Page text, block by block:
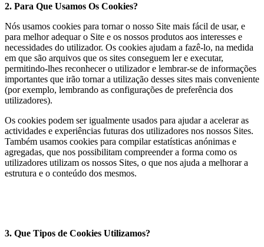
2. Para Que Usamos Os Cookies?
Nós usamos cookies para tornar o nosso Site mais fácil de usar, e
para melhor adequar o Site e os nossos produtos aos interesses e
necessidades do utilizador. Os cookies ajudam a fazê-lo, na medida
em que são arquivos que os sites conseguem ler e executar,
permitindo-lhes reconhecer o utilizador e lembrar-se de informações
importantes que irão tornar a utilização desses sites mais conveniente
(por exemplo, lembrando as configurações de preferência dos
utilizadores).
Os cookies podem ser igualmente usados para ajudar a acelerar as
actividades e experiências futuras dos utilizadores nos nossos Sites.
Também usamos cookies para compilar estatísticas anónimas e
agregadas, que nos possibilitam compreender a forma como os
utilizadores utilizam os nossos Sites, o que nos ajuda a melhorar a
estrutura e o conteúdo dos mesmos.
3. Que Tipos de Cookies Utilizamos?